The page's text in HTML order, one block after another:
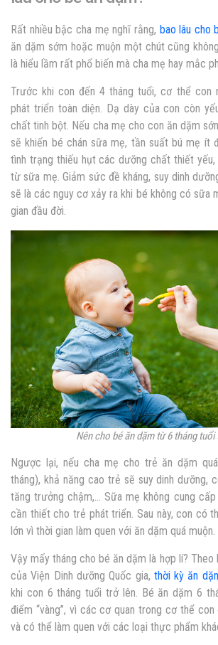
Rất nhiều bậc cha mẹ nghĩ rằng, bao lâu cho
ăn dặm sớm hoặc muộn một chút cũng
là hiểu lầm rất phổ biến mà cha mẹ hay mắc
Trước khi con đến 4 tháng tuổi, cơ thể con
phát triển toàn diện. Dạ dày của con còn
chất tinh bột. Nếu cha mẹ cho con ăn dặm
sẽ khiến bé chán sữa mẹ, tần suất bú mẹ ít
tình trạng thiếu hụt các dưỡng chất thiết
từ sữa mẹ. Giảm sức đề kháng, suy dinh
sẽ là các nguy cơ xảy ra khi bé không có sữa
gian đầu đời.
Nên cho bé ăn dặm từ 6 tháng tuổi
Ngược lại, nếu cha mẹ cho trẻ ăn dặm
tháng), khả năng cao trẻ sẽ suy dinh dưỡng,
tăng trưởng chậm,… Sữa mẹ không cung
cần thiết cho trẻ phát triển. Sau này, con có
lớn vì thời gian làm quen với ăn dặm quá muộn.
Vậy mấy tháng cho bé ăn dặm là hợp lí? Theo
của Viện Dinh dưỡng Quốc gia, thời kỳ ăn
khi con 6 tháng tuổi trở lên. Bé ăn dặm 6
điểm “vàng”, vì các cơ quan trong cơ thể con
và có thể làm quen với các loại thực phẩm